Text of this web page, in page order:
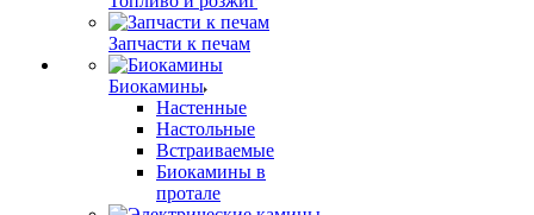
Запчасти к печам
Биокамины
Настенные
Настольные
Встраиваемые
Биокамины в
протале